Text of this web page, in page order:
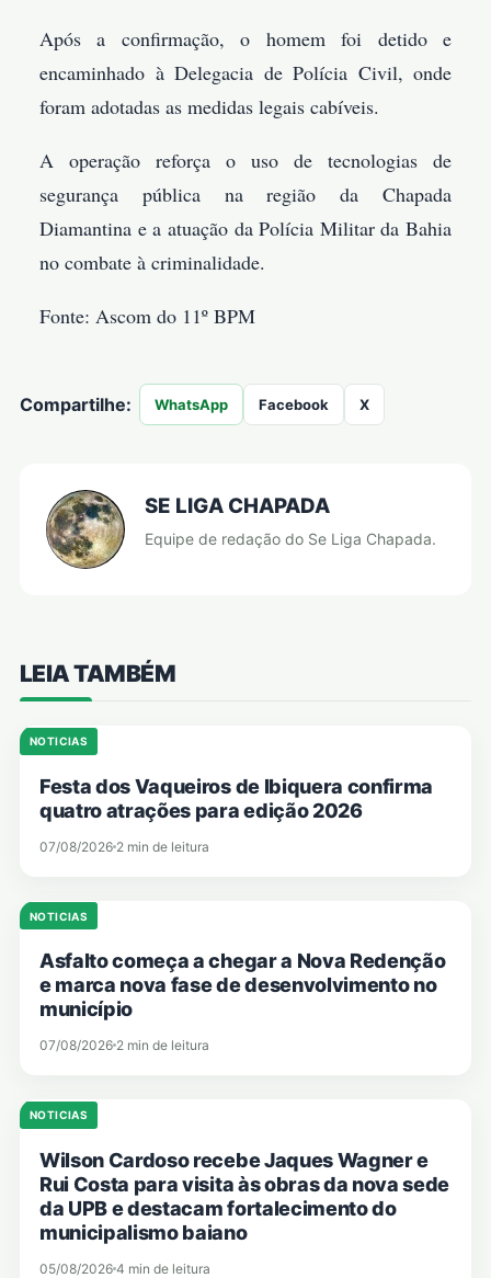
Após a confirmação, o homem foi detido e
encaminhado à Delegacia de Polícia Civil, onde
foram adotadas as medidas legais cabíveis.
A operação reforça o uso de tecnologias de
segurança pública na região da Chapada
Diamantina e a atuação da Polícia Militar da Bahia
no combate à criminalidade.
Fonte: Ascom do 11º BPM
Compartilhe: WhatsApp Facebook X
SE LIGA CHAPADA
Equipe de redação do Se Liga Chapada.
LEIA TAMBÉM
NOTICIAS
Festa dos Vaqueiros de Ibiquera confirma
quatro atrações para edição 2026
07/08/2026 2 min de leitura
NOTICIAS
Asfalto começa a chegar a Nova Redenção
e marca nova fase de desenvolvimento no
município
07/08/2026 2 min de leitura
NOTICIAS
Wilson Cardoso recebe Jaques Wagner e
Rui Costa para visita às obras da nova sede
da UPB e destacam fortalecimento do
municipalismo baiano
05/08/2026 4 min de leitura